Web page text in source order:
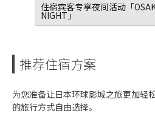
住宿宾客专享夜间活动「
NIGHT」
推荐住宿方案
为您准备让日本环球影城之旅更加轻
的旅行方式自由选择。